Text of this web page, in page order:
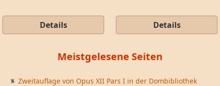
Details Details
Meistgelesene Seiten
Zweitauflage von Opus XII Pars I in der Dombibliothek